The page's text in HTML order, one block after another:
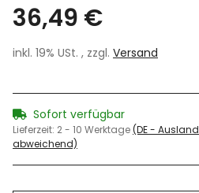
36,49 €
inkl. 19% USt. , zzgl. Versand
Sofort verfügbar
Lieferzeit: 2 - 10 Werktage(DE - Ausland
abweichend)